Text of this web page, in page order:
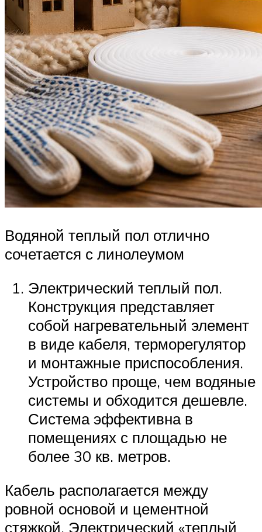
Водяной теплый пол отлично
сочетается с линолеумом
Электрический теплый пол.
Конструкция представляет
собой нагревательный элемент
в виде кабеля, терморегулятор
и монтажные приспособления.
Устройство проще, чем водяные
системы и обходится дешевле.
Система эффективна в
помещениях с площадью не
более 30 кв. метров.
Кабель располагается между
ровной основой и цементной
стяжкой. Электрический «теплый